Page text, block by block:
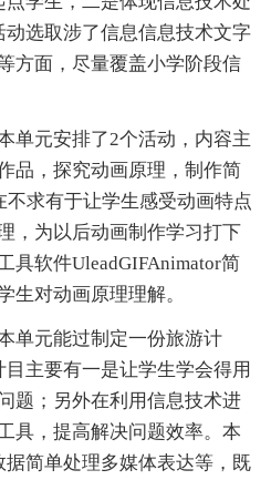
选取涉了信息信息技术文字
方面，尽量覆盖小学阶段信
单元安排了2个活动，内容主
品，探究动画原理，制作简
求有于让学生感受动画特点
，为以后动画制作学习打下
具软件UleadGIFAnimator简
生对动画原理理解。
单元能过制定一份旅游计
主要有一是让学生学会得用
题；另外在利用信息技术进
具，提高解决问题效率。本
简单处理多媒体表达等，既